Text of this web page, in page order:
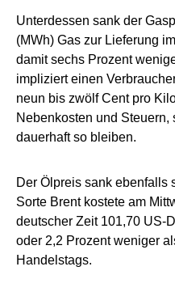
Unterdessen sank der
(MWh) Gas zur Lieferung
damit sechs Prozent
impliziert einen
neun bis zwölf Cent pro
Nebenkosten und
dauerhaft so bleiben.
Der Ölpreis sank ebenfalls
Sorte Brent kostete am
deutscher Zeit 101,70 US-
oder 2,2 Prozent weniger
Handelstags.